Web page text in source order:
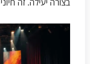
בצורה יעילה. זה